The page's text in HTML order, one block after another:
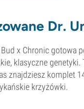
Dr.
x Chronic gotowa
klasyczne
znajdziesz komplet
krzyżówki.